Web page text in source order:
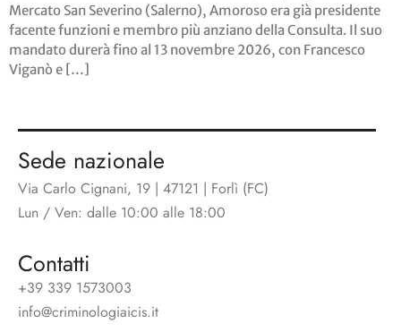
Mercato San Severino (Salerno), Amoroso era già presidente
facente funzioni e membro più anziano della Consulta. Il suo
mandato durerà fino al 13 novembre 2026, con Francesco
Viganò e […]
Sede nazionale
Via Carlo Cignani, 19 | 47121 | Forlì (FC)
Lun / Ven: dalle 10:00 alle 18:00
Contatti
+39 339 1573003
info@criminologiaicis.it